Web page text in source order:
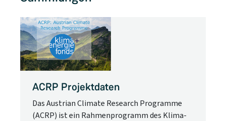
ACRP Projektdaten
Das Austrian Climate Research Programme
(ACRP) ist ein Rahmenprogramm des Klima-